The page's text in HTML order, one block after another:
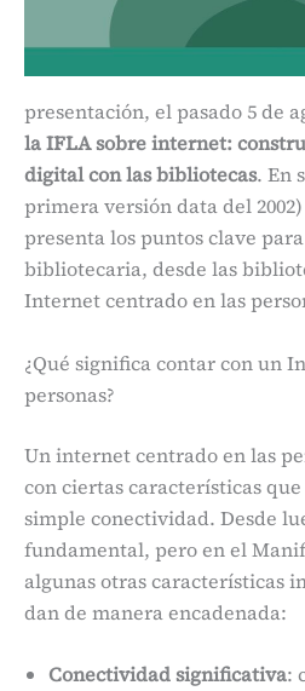
presentación, el pasado 5 de
la IFLA sobre internet:
digital con las bibliotecas. En
primera versión data del
presenta los puntos clave
bibliotecaria, desde las
Internet centrado en las
¿Qué significa contar con un
personas?
Un internet centrado en las
con ciertas características
simple conectividad. Desde
fundamental, pero en el
algunas otras características
dan de manera encadenada:
Conectividad significativa: